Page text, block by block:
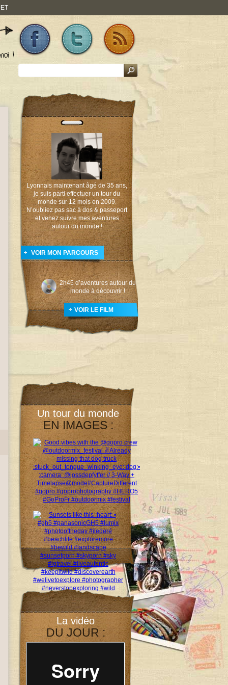
Lyonnais maintenant âgé de 35 ans,
je suis parti effectuer un tour du
monde sur 12 mois en 2009.
N’oubliez pas sac à dos & passeport
et venez suivre mes aventures
autour du monde !
VOIR MON PARCOURS
2h45 d’aventures autour du
monde à découvrir !
VOIR LE FILM
Un tour du monde
EN IMAGES :
La vidéo
DU JOUR :